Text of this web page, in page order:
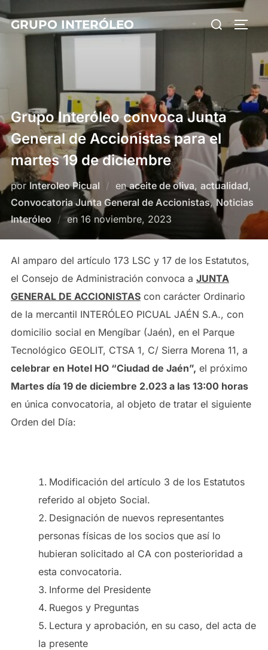
Saltar
al GRUPO INTERÓLEO Buscar:
Grupo Interóleo convoca Junta
General de Accionistas para el
martes 19 de diciembre
por Interoleo Picual enaceite de oliva, actualidad,
Convocatoria Junta General de Accionistas, Noticias
Interóleo
en Publicado
16 noviembre, 2023
Al amparo del artículo 173 LSC y 17 de los Estatutos,
el Consejo de Administración convoca a JUNTA
GENERAL DE ACCIONISTAScon carácter Ordinario
de la mercantil INTERÓLEO PICUAL JAÉN S.A., con
domicilio social en Mengíbar (Jaén), en el Parque
Tecnológico GEOLIT, CTSA 1, C/ Sierra Morena 11, a
celebrar en Hotel HO “Ciudad de Jaén”, el próximo
Martes día 19 de diciembre 2.023 a las 13:00 horas
en única convocatoria, al objeto de tratar el siguiente
Orden del Día:
Modificación del artículo 3 de los Estatutos
referido al objeto Social.
Designación de nuevos representantes
personas físicas de los socios que así lo
hubieran solicitado al CA con posterioridad a
esta convocatoria.
Informe del Presidente
Ruegos y Preguntas
Lectura y aprobación, en su caso, del acta de
la presente